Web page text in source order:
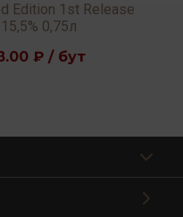
Edition 1st Release
0,75л
₽ / бут